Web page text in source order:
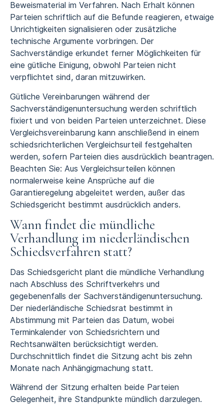
Beweismaterial im Verfahren. Nach Erhalt können
Parteien schriftlich auf die Befunde reagieren, etwaige
Unrichtigkeiten signalisieren oder zusätzliche
technische Argumente vorbringen. Der
Sachverständige erkundet ferner Möglichkeiten für
eine gütliche Einigung, obwohl Parteien nicht
verpflichtet sind, daran mitzuwirken.
Gütliche Vereinbarungen während der
Sachverständigenuntersuchung werden schriftlich
fixiert und von beiden Parteien unterzeichnet. Diese
Vergleichsvereinbarung kann anschließend in einem
schiedsrichterlichen Vergleichsurteil festgehalten
werden, sofern Parteien dies ausdrücklich beantragen.
Beachten Sie: Aus Vergleichsurteilen können
normalerweise keine Ansprüche auf die
Garantieregelung abgeleitet werden, außer das
Schiedsgericht bestimmt ausdrücklich anders.
Wann findet die mündliche
Verhandlung im niederländischen
Schiedsverfahren statt?
Das Schiedsgericht plant die mündliche Verhandlung
nach Abschluss des Schriftverkehrs und
gegebenenfalls der Sachverständigenuntersuchung.
Der niederländische Schiedsrat bestimmt in
Abstimmung mit Parteien das Datum, wobei
Terminkalender von Schiedsrichtern und
Rechtsanwälten berücksichtigt werden.
Durchschnittlich findet die Sitzung acht bis zehn
Monate nach Anhängigmachung statt.
Während der Sitzung erhalten beide Parteien
Gelegenheit, ihre Standpunkte mündlich darzulegen.